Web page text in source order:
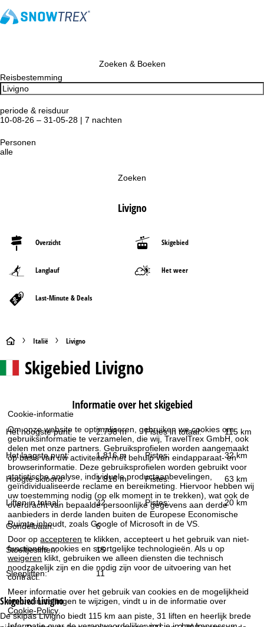
Cookie-informatie
Om onze website te optimaliseren, gebruiken we cookies om
gebruiksinformatie te verzamelen, die wij, TravelTrex GmbH, ook
delen met onze partners. Gebruiksprofielen worden aangemaakt
op basis van uw activiteiten met behulp van eindapparaat- en
browserinformatie. Deze gebruiksprofielen worden gebruikt voor
statistische analyse, individuele productaanbevelingen,
geïndividualiseerde reclame en bereikmeting. Hiervoor hebben wij
uw toestemming nodig (op elk moment in te trekken), wat ook de
overdracht van bepaalde persoonlijke gegevens aan derde
aanbieders in derde landen buiten de Europese Economische
Ruimte inhoudt, zoals Google of Microsoft in de VS.
Door opaccepteren te klikken, accepteert u het gebruik van niet-
functionele cookies en soortgelijke technologieën. Als u op
weigeren klikt, gebruiken we alleen diensten die technisch
noodzakelijk zijn en die nodig zijn voor de uitvoering van het
contract.
Meer informatie over het gebruik van cookies en de mogelijkheid
om uw instellingen te wijzigen, vindt u in de informatie over
Cookie-Policy
Zoeken & Boeken
Reisbestemming
periode & reisduur
10-08-26 – 31-05-28 | 7 nachten
Personen
alle
Zoeken
Livigno
Overzicht Skigebied
Langlauf Het weer
Last-Minute & Deals
S
r
t
p
a
g
n
a
Italië Livigno
Skigebied Livigno
Informatie over het skigebied
Het hoogste punt: 2.798 m Pistes in totaal: 115 km
Het laagste punt: 1.816 m Pistes: 32 km
Hoogte skioord: 1.816 m Pistes: 63 km
Liften in totaal: 32 Pistes: 20 km
Gondelbaan: 6
Stoeltjesliften: 15
Sleepliften: 11
SkigebiedLivigno
De skipas Livigno biedt 115 km aan piste, 31 liften en heerlijk brede